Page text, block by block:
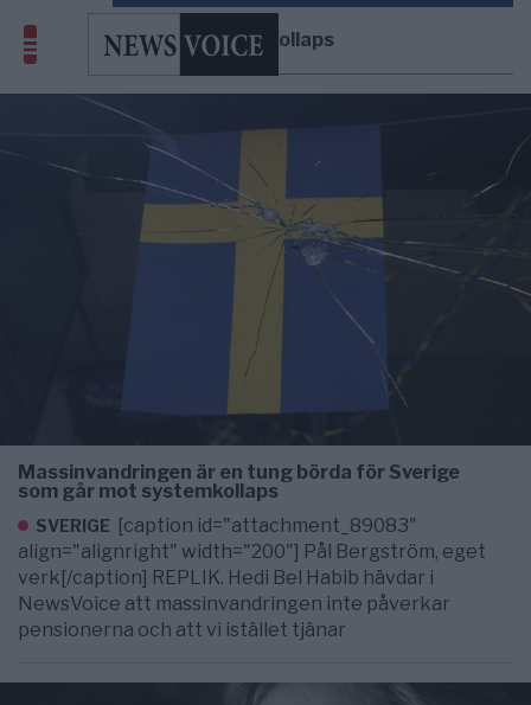
systemkollaps
Massinvandringen är en tung börda för Sverige
som går mot systemkollaps
SVERIGE [caption id="attachment_89083"
align="alignright" width="200"] Pål Bergström, eget
verk[/caption] REPLIK. Hedi Bel Habib hävdar i
NewsVoice att massinvandringen inte påverkar
pensionerna och att vi istället tjänar